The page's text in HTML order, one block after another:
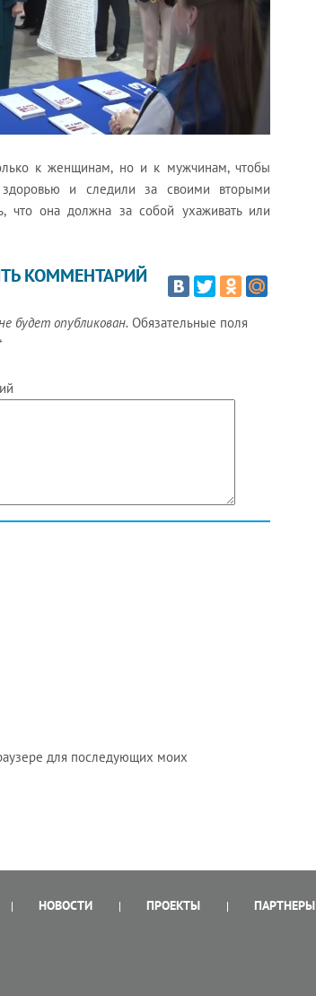
к женщинам, но и к мужчинам, чтобы
и следили за своими вторыми
что она должна за собой ухаживать или
КОММЕНТАРИЙ
будет опубликован. Обязательные поля
для последующих моих
НОВОСТИ ПРОЕКТЫ ПАРТНЕРЫ